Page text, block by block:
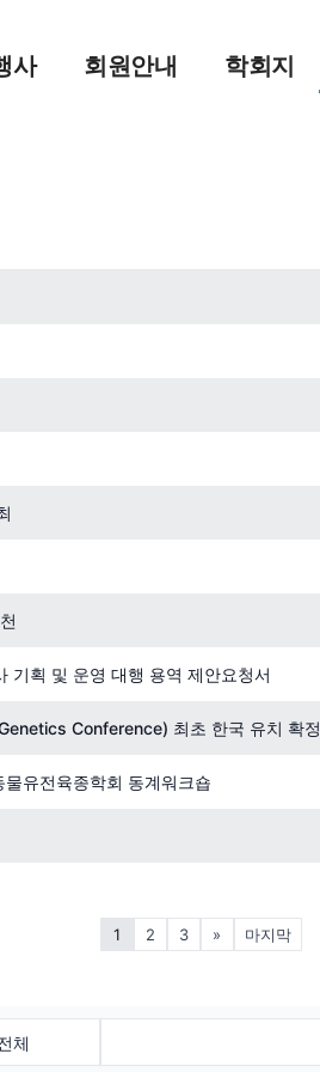
사 회원안내 학회지
획 및 운영 대행 용역 제안요청서
Conference) 최초 한국 유치 확정
유전육종학회 동계워크숍
1 2 3 » 마지막